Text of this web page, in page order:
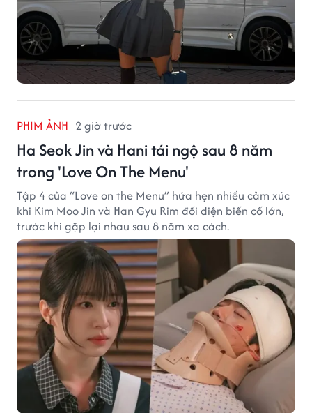
PHIM ẢNH 2 giờ trước
Ha Seok Jin và Hani tái ngộ sau 8 năm
trong 'Love On The Menu'
Tập 4 của “Love on the Menu” hứa hẹn nhiều cảm xúc
khi Kim Moo Jin và Han Gyu Rim đối diện biến cố lớn,
trước khi gặp lại nhau sau 8 năm xa cách.